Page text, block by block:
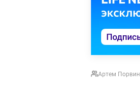
Артем Порвин